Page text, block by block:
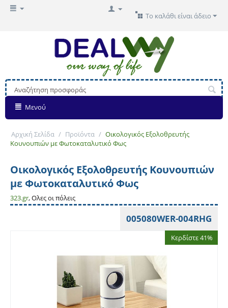
Το καλάθι είναι άδειο
Μενού
Αρχική Σελίδα / Προϊόντα / Οικολογικός Εξολοθρευτής
Κουνουπιών με Φωτοκαταλυτικό Φως
Οικολογικός Εξολοθρευτής Κουνουπιών
με Φωτοκαταλυτικό Φως
323.gr, Ολες οι πόλεις
005080WER-004RHG
Κερδίστε 41%